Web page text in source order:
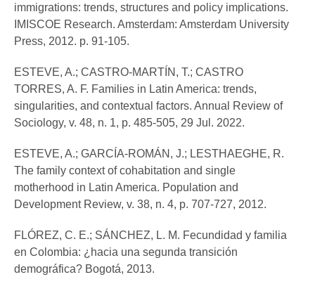
immigrations: trends, structures and policy implications.
IMISCOE Research. Amsterdam: Amsterdam University
Press, 2012. p. 91-105.
ESTEVE, A.; CASTRO-MARTÍN, T.; CASTRO
TORRES, A. F. Families in Latin America: trends,
singularities, and contextual factors. Annual Review of
Sociology, v. 48, n. 1, p. 485-505, 29 Jul. 2022.
ESTEVE, A.; GARCÍA-ROMÁN, J.; LESTHAEGHE, R.
The family context of cohabitation and single
motherhood in Latin America. Population and
Development Review, v. 38, n. 4, p. 707-727, 2012.
FLÓREZ, C. E.; SÁNCHEZ, L. M. Fecundidad y familia
en Colombia: ¿hacia una segunda transición
demográfica? Bogotá, 2013.